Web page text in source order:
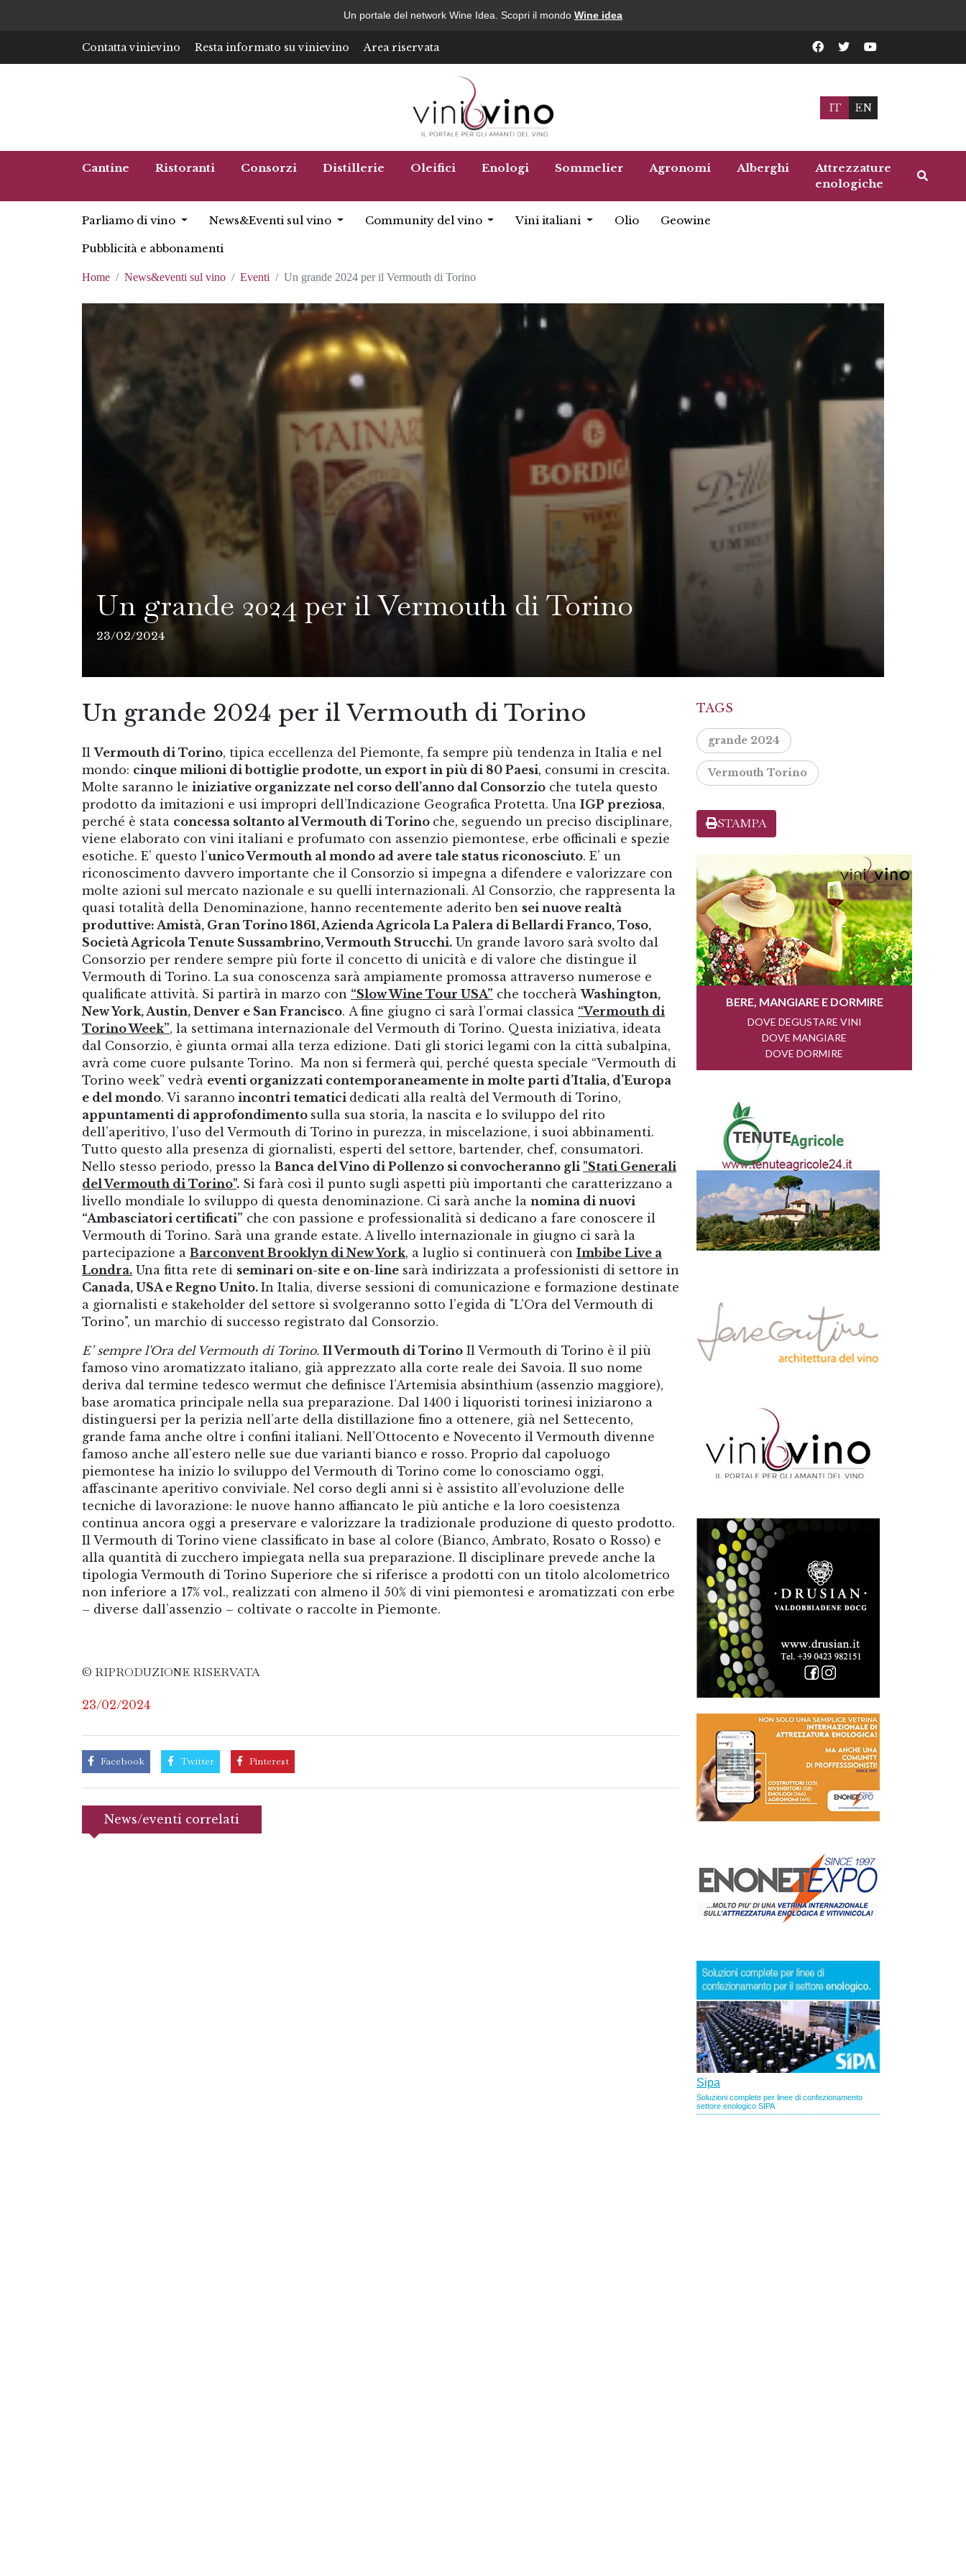
Un portale del network Wine Idea. Scopri il mondo Wine idea
Contatta vinievino Resta informato su vinievino Area riservata
IT EN
Cantine Ristoranti Consorzi Distillerie Oleifici Enologi Sommelier Agronomi Alberghi
Attrezzature
enologiche
Parliamo di vino News&Eventi sul vino Community del vino Vini italiani Olio Geowine
Pubblicità e abbonamenti
Home News&eventi sul vino Eventi Un grande 2024 per il Vermouth di Torino
Un grande 2024 per il Vermouth di Torino
23/02/2024
Un grande 2024 per il Vermouth di Torino
IlVermouth di Torino, tipica eccellenza del Piemonte, fa sempre più tendenza in Italia e nel
mondo: cinque milioni di bottiglie prodotte, un export in più di 80 Paesi, consumi in crescita.
Molte saranno le iniziative organizzate nel corso dell’anno dal Consorzio che tutela questo
prodotto da imitazioni e usi impropri dell’Indicazione Geografica Protetta. Una IGP preziosa,
perché è stata concessa soltanto al Vermouth di Torino che, seguendo un preciso disciplinare,
viene elaborato con vini italiani e profumato con assenzio piemontese, erbe officinali e spezie
esotiche. E’ questo l’unico Vermouth al mondo ad avere tale status riconosciuto. E’ un
riconoscimento davvero importante che il Consorzio si impegna a difendere e valorizzare con
molte azioni sul mercato nazionale e su quelli internazionali. Al Consorzio, che rappresenta la
quasi totalità della Denominazione, hanno recentemente aderito ben sei nuove realtà
produttive: Amistà, Gran Torino 1861, Azienda Agricola La Palera di Bellardi Franco, Toso,
Società Agricola Tenute Sussambrino, Vermouth Strucchi. Un grande lavoro sarà svolto dal
Consorzio per rendere sempre più forte il concetto di unicità e di valore che distingue il
Vermouth di Torino. La sua conoscenza sarà ampiamente promossa attraverso numerose e
qualificate attività. Si partirà in marzo con “Slow Wine Tour USA” che toccheràWashington,
New York, Austin, Denver e San Francisco. A fine giugno ci sarà l’ormai classica “Vermouth di
Torino Week”, la settimana internazionale del Vermouth di Torino. Questa iniziativa, ideata
dal Consorzio, è giunta ormai alla terza edizione. Dati gli storici legami con la città subalpina,
avrà come cuore pulsante Torino. Ma non si fermerà qui, perché questa speciale “Vermouth di
Torino week” vedrà eventi organizzati contemporaneamente in molte parti d’Italia, d’Europa
e del mondo. Vi saranno incontri tematici dedicati alla realtà del Vermouth di Torino,
appuntamenti di approfondimento sulla sua storia, la nascita e lo sviluppo del rito
dell’aperitivo, l’uso del Vermouth di Torino in purezza, in miscelazione, i suoi abbinamenti.
Tutto questo alla presenza di giornalisti, esperti del settore, bartender, chef, consumatori.
Nello stesso periodo, presso la Banca del Vino di Pollenzo si convocheranno gli "Stati Generali
del Vermouth di Torino". Si farà così il punto sugli aspetti più importanti che caratterizzano a
livello mondiale lo sviluppo di questa denominazione. Ci sarà anche la nomina di nuovi
“Ambasciatori certificati” che con passione e professionalità si dedicano a fare conoscere il
Vermouth di Torino. Sarà una grande estate. A livello internazionale in giugno ci sarà la
partecipazione a Barconvent Brooklyn di New York, a luglio si continuerà con Imbibe Live a
Londra. Una fitta rete di seminari on-site e on-line sarà indirizzata a professionisti di settore in
Canada, USA e Regno Unito. In Italia, diverse sessioni di comunicazione e formazione destinate
a giornalisti e stakeholder del settore si svolgeranno sotto l’egida di "L'Ora del Vermouth di
Torino", un marchio di successo registrato dal Consorzio.
E’ sempre l'Ora del Vermouth di Torino. Il Vermouth di Torino Il Vermouth di Torino è il più
famoso vino aromatizzato italiano, già apprezzato alla corte reale dei Savoia. Il suo nome
deriva dal termine tedesco wermut che definisce l’Artemisia absinthium (assenzio maggiore),
base aromatica principale nella sua preparazione. Dal 1400 i liquoristi torinesi iniziarono a
distinguersi per la perizia nell’arte della distillazione fino a ottenere, già nel Settecento,
grande fama anche oltre i confini italiani. Nell’Ottocento e Novecento il Vermouth divenne
famoso anche all’estero nelle sue due varianti bianco e rosso. Proprio dal capoluogo
piemontese ha inizio lo sviluppo del Vermouth di Torino come lo conosciamo oggi,
affascinante aperitivo conviviale. Nel corso degli anni si è assistito all’evoluzione delle
tecniche di lavorazione: le nuove hanno affiancato le più antiche e la loro coesistenza
continua ancora oggi a preservare e valorizzare la tradizionale produzione di questo prodotto.
Il Vermouth di Torino viene classificato in base al colore (Bianco, Ambrato, Rosato o Rosso) e
alla quantità di zucchero impiegata nella sua preparazione. Il disciplinare prevede anche la
tipologia Vermouth di Torino Superiore che si riferisce a prodotti con un titolo alcolometrico
non inferiore a 17% vol., realizzati con almeno il 50% di vini piemontesi e aromatizzati con erbe
– diverse dall’assenzio – coltivate o raccolte in Piemonte.
© RIPRODUZIONE RISERVATA
23/02/2024
Facebook Twitter Pinterest
News/eventi correlati
TAGS
grande 2024
Vermouth Torino
STAMPA